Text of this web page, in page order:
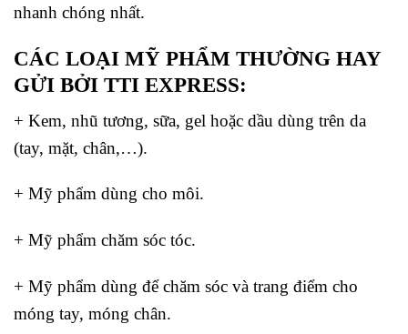
nhanh chóng nhất.
CÁC LOẠI MỸ PHẨM THƯỜNG HAY
GỬI BỞI TTI EXPRESS:
+ Kem, nhũ tương, sữa, gel hoặc dầu dùng trên da
(tay, mặt, chân,…).
+ Mỹ phẩm dùng cho môi.
+ Mỹ phẩm chăm sóc tóc.
+ Mỹ phẩm dùng để chăm sóc và trang điểm cho
móng tay, móng chân.